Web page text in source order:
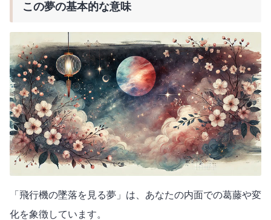
この夢の基本的な意味
「飛行機の墜落を見る夢」は、あなたの内面での葛藤や変
化を象徴しています。